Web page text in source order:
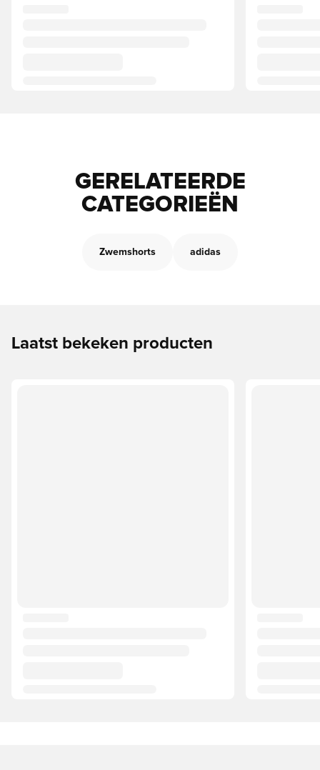
GERELATEERDE
CATEGORIEËN
Zwemshorts adidas
Laatst bekeken producten